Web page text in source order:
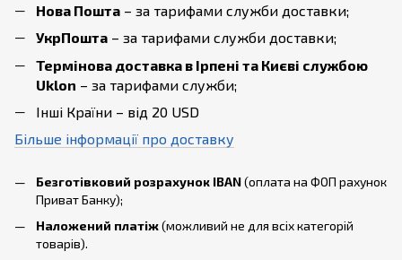
Нова Пошта – за тарифами служби доставки;
УкрПошта – за тарифами служби доставки;
Термінова доставка в Ірпені та Києві службою
Uklon – за тарифами служби;
Інші Країни – від 20 USD
Більше інформації про доставку
Безготівковий розрахунок IBAN(оплата на ФОП рахунок
Приват Банку);
Наложений платіж(можливий не для всіх категорій
товарів).